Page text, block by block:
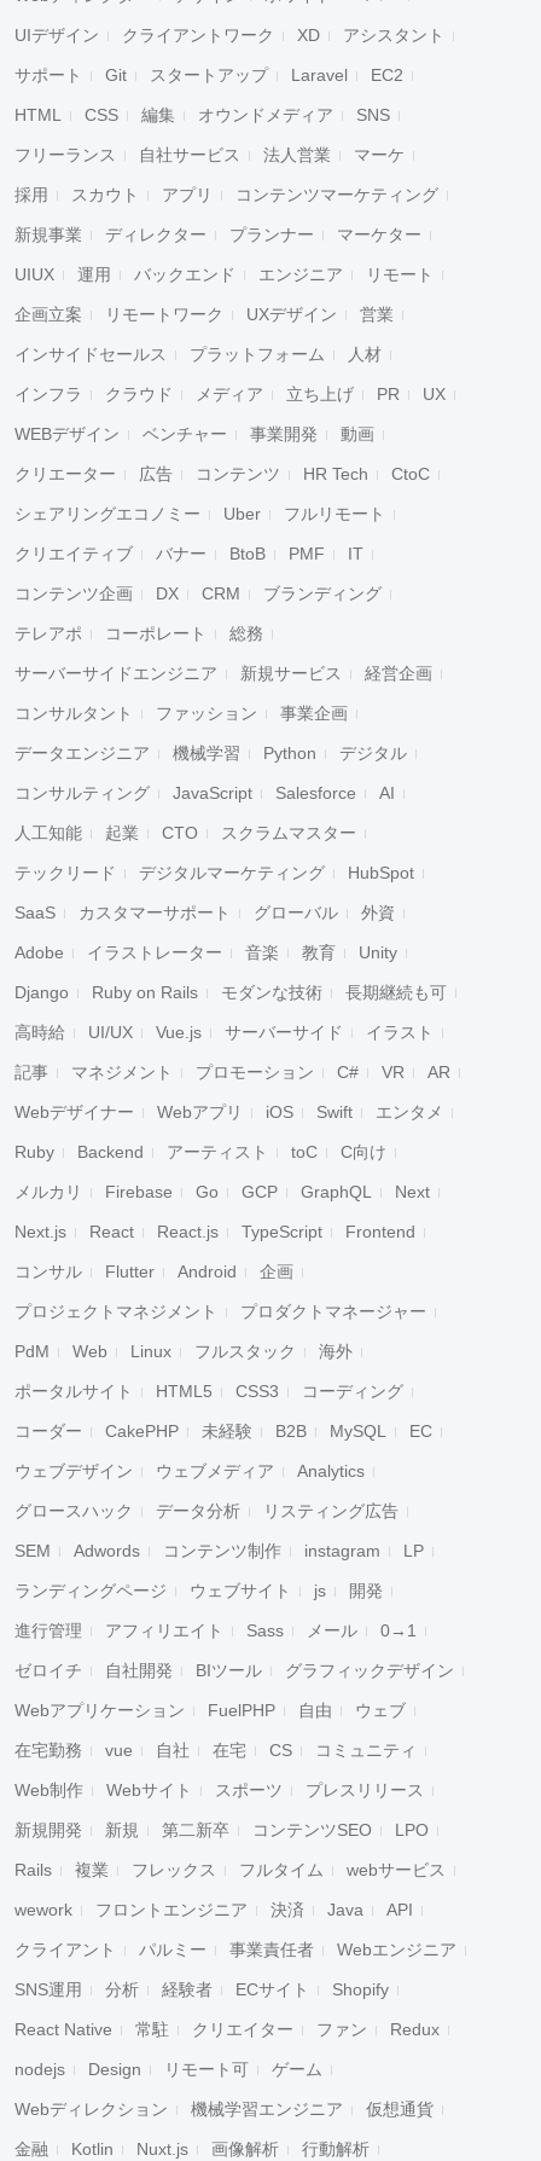
UIデザイン クライアントワーク XD アシスタント
サポート Git スタートアップ Laravel EC2
HTML CSS 編集 オウンドメディア SNS
フリーランス 自社サービス 法人営業 マーケ
採用 スカウト アプリ コンテンツマーケティング
新規事業 ディレクター プランナー マーケター
UIUX 運用 バックエンド エンジニア リモート
企画立案 リモートワーク UXデザイン 営業
インサイドセールス プラットフォーム 人材
インフラ クラウド メディア 立ち上げ PR UX
WEBデザイン ベンチャー 事業開発 動画
クリエーター 広告 コンテンツ HR Tech CtoC
シェアリングエコノミー Uber フルリモート
クリエイティブ バナー BtoB PMF IT
コンテンツ企画 DX CRM ブランディング
テレアポ コーポレート 総務
サーバーサイドエンジニア 新規サービス 経営企画
コンサルタント ファッション 事業企画
データエンジニア 機械学習 Python デジタル
コンサルティング JavaScript Salesforce AI
人工知能 起業 CTO スクラムマスター
テックリード デジタルマーケティング HubSpot
SaaS カスタマーサポート グローバル 外資
Adobe イラストレーター 音楽 教育 Unity
Django Ruby on Rails モダンな技術 長期継続も可
高時給 UI/UX Vue.js サーバーサイド イラスト
記事 マネジメント プロモーション C# VR AR
Webデザイナー Webアプリ iOS Swift エンタメ
Ruby Backend アーティスト toC C向け
メルカリ Firebase Go GCP GraphQL Next
Next.js React React.js TypeScript Frontend
コンサル Flutter Android 企画
プロジェクトマネジメント プロダクトマネージャー
PdM Web Linux フルスタック 海外
ポータルサイト HTML5 CSS3 コーディング
コーダー CakePHP 未経験 B2B MySQL EC
ウェブデザイン ウェブメディア Analytics
グロースハック データ分析 リスティング広告
SEM Adwords コンテンツ制作 instagram LP
ランディングページ ウェブサイト js 開発
進行管理 アフィリエイト Sass メール 0→1
ゼロイチ 自社開発 BIツール グラフィックデザイン
Webアプリケーション FuelPHP 自由 ウェブ
在宅勤務 vue 自社 在宅 CS コミュニティ
Web制作 Webサイト スポーツ プレスリリース
新規開発 新規 第二新卒 コンテンツSEO LPO
Rails 複業 フレックス フルタイム webサービス
wework フロントエンジニア 決済 Java API
クライアント パルミー 事業責任者 Webエンジニア
SNS運用 分析 経験者 ECサイト Shopify
React Native 常駐 クリエイター ファン Redux
nodejs Design リモート可 ゲーム
Webディレクション 機械学習エンジニア 仮想通貨
金融 Kotlin Nuxt.js 画像解析 行動解析